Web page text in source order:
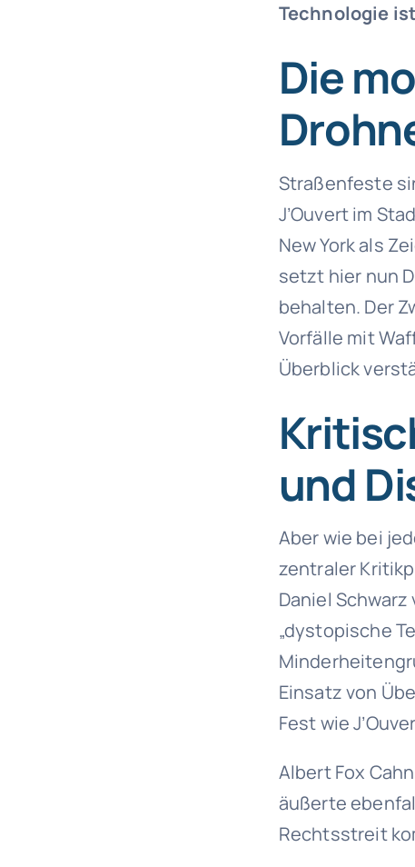
Technologie
Die
Straßenfeste
J’Ouvert im
New York als
setzt hier nun
behalten. Der
Vorfälle mit
Überblick
und
Aber wie bei
zentraler
Daniel
„dystopische
Einsatz von
Fest wie
Albert Fox
äußerte
Rechtsstreit